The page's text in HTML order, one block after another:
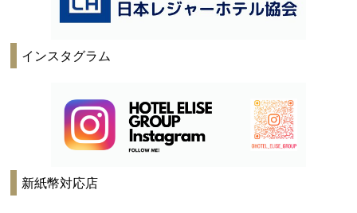
インスタグラム
新紙幣対応店